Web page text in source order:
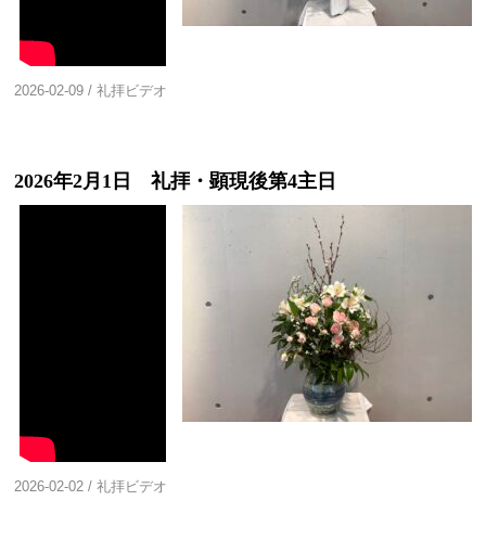
2026-02-09 /礼拝ビデオ
2026年2月1日 礼拝・顕現後第4主日
2026-02-02 /礼拝ビデオ